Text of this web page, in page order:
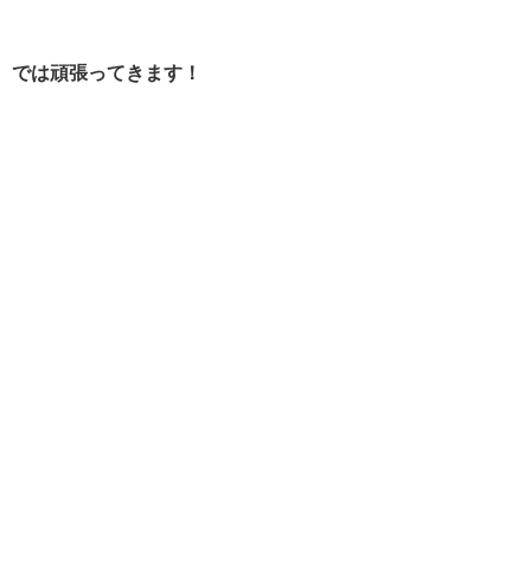
では頑張ってきます！